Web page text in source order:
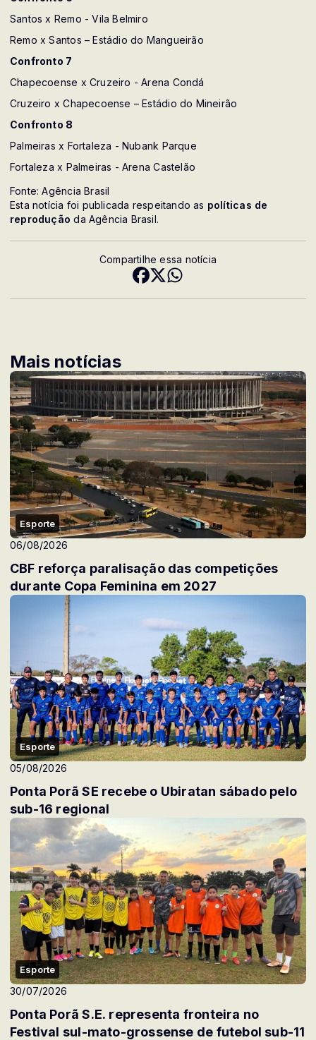
Santos x Remo - Vila Belmiro
Remo x Santos – Estádio do Mangueirão
Confronto 7
Chapecoense x Cruzeiro - Arena Condá
Cruzeiro x Chapecoense – Estádio do Mineirão
Confronto 8
Palmeiras x Fortaleza - Nubank Parque
Fortaleza x Palmeiras - Arena Castelão
Fonte: Agência Brasil
Esta notícia foi publicada respeitando as políticas de
reprodução da Agência Brasil.
Compartilhe essa notícia
Mais notícias
Esporte
06/08/2026
CBF reforça paralisação das competições
durante Copa Feminina em 2027
Esporte
05/08/2026
Ponta Porã SE recebe o Ubiratan sábado pelo
sub-16 regional
Esporte
30/07/2026
Ponta Porã S.E. representa fronteira no
Festival sul-mato-grossense de futebol sub-11